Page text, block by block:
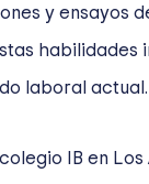
y ensayos
laboral actual.
IB en